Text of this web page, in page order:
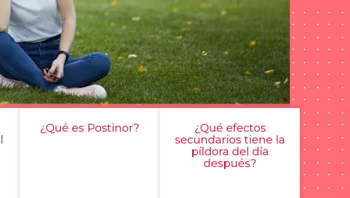
¿Qué es Postinor?
¿Qué efectos
secundarios tiene la
píldora del día
después?